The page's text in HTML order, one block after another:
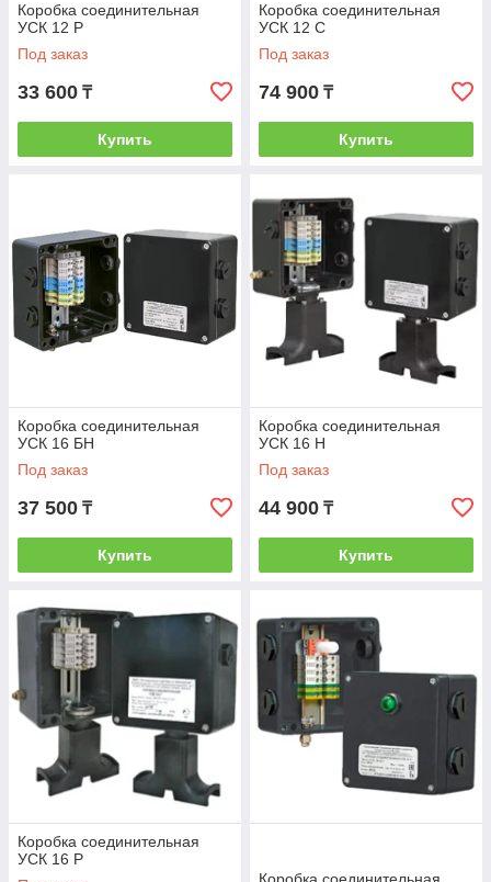
Коробка соединительная
УСК 12 Р
Под заказ
33 600 ₸
Купить
Коробка соединительная
УСК 12 С
Под заказ
74 900 ₸
Купить
Коробка соединительная
УСК 16 БН
Под заказ
37 500 ₸
Купить
Коробка соединительная
УСК 16 Н
Под заказ
44 900 ₸
Купить
Коробка соединительная
УСК 16 Р